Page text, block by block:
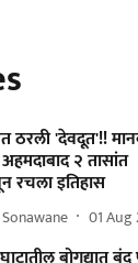
ठरली 'देवदूत'!!
२ तासांत
रचला इतिहास
01 Aug